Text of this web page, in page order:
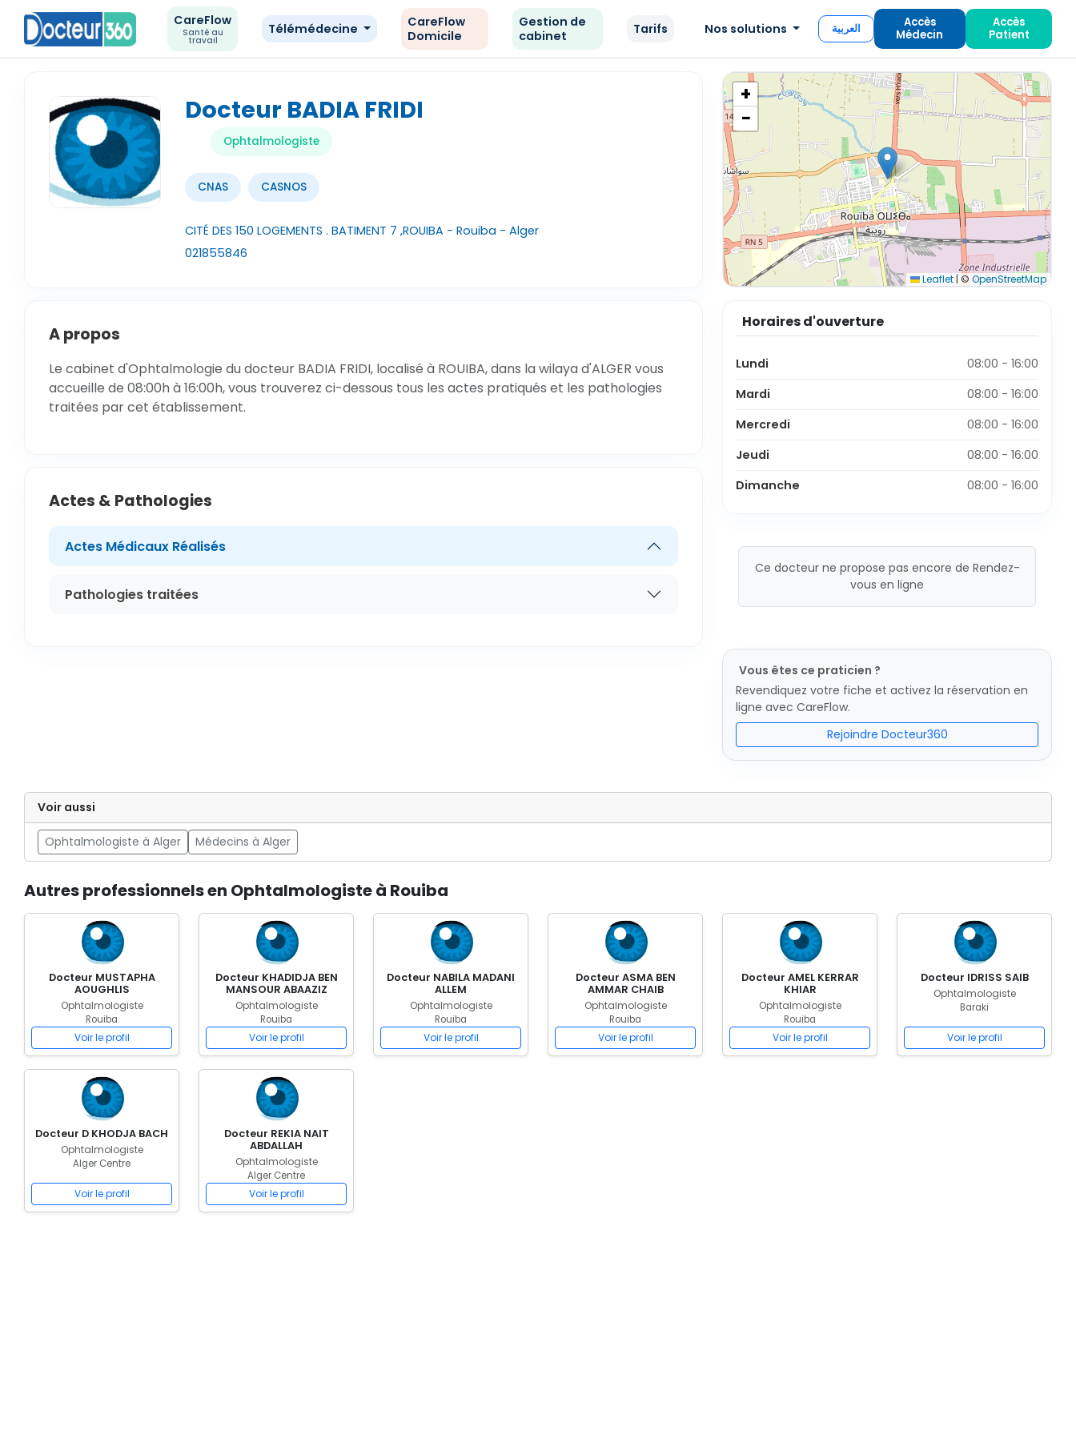
CareFlow
Santé au
travail
Télémédecine
CareFlow
Domicile
Gestion de
cabinet
Tarifs Nos solutions العربية
Accès
Médecin
Accès
Patient
Docteur BADIA FRIDI
Ophtalmologiste
CNAS CASNOS
CITÉ DES 150 LOGEMENTS . BATIMENT 7 ,ROUIBA - Rouiba - Alger
021855846
+
−
Leaflet | © OpenStreetMap
A propos
Le cabinet d'Ophtalmologie du docteur BADIA FRIDI, localisé à ROUIBA, dans la wilaya d'ALGER vous
accueille de 08:00h à 16:00h, vous trouverez ci-dessous tous les actes pratiqués et les pathologies
traitées par cet établissement.
Actes & Pathologies
Actes Médicaux Réalisés
Pathologies traitées
Horaires d'ouverture
Lundi
08:00 - 16:00
Mardi
08:00 - 16:00
Mercredi
08:00 - 16:00
Jeudi
08:00 - 16:00
Dimanche
08:00 - 16:00
Ce docteur ne propose pas encore de Rendez-
vous en ligne
Vous êtes ce praticien ?
Revendiquez votre fiche et activez la réservation en
ligne avec CareFlow.
Rejoindre Docteur360
Voir aussi
Ophtalmologiste à Alger Médecins à Alger
Autres professionnels en Ophtalmologiste à Rouiba
Docteur MUSTAPHA
AOUGHLIS
Ophtalmologiste
Rouiba
Voir le profil
Docteur KHADIDJA BEN
MANSOUR ABAAZIZ
Ophtalmologiste
Rouiba
Voir le profil
Docteur NABILA MADANI
ALLEM
Ophtalmologiste
Rouiba
Voir le profil
Docteur ASMA BEN
AMMAR CHAIB
Ophtalmologiste
Rouiba
Voir le profil
Docteur AMEL KERRAR
KHIAR
Ophtalmologiste
Rouiba
Voir le profil
Docteur IDRISS SAIB
Ophtalmologiste
Baraki
Voir le profil
Docteur D KHODJA BACH
Ophtalmologiste
Alger Centre
Voir le profil
Docteur REKIA NAIT
ABDALLAH
Ophtalmologiste
Alger Centre
Voir le profil